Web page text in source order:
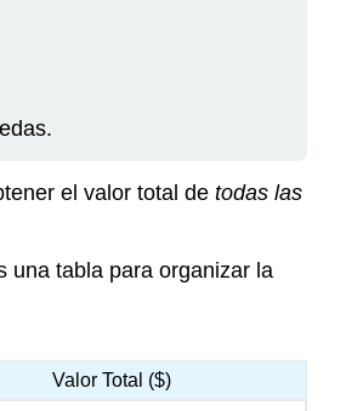
el valor total de todas las
una tabla para organizar la
Valor Total ($)